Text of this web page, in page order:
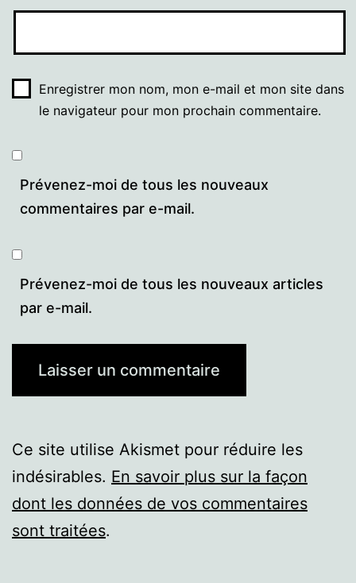
Enregistrer mon nom, mon e-mail et mon site dans
le navigateur pour mon prochain commentaire.
Prévenez-moi de tous les nouveaux
commentaires par e-mail.
Prévenez-moi de tous les nouveaux articles
par e-mail.
Ce site utilise Akismet pour réduire les
indésirables. En savoir plus sur la façon
dont les données de vos commentaires
sont traitées.